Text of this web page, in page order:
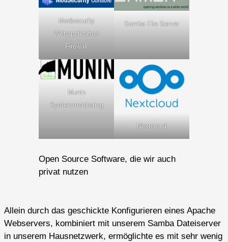
Modsecurity
Webapplication
Firewall
Samba File Server
Munin
Systemmonitoring
Nextcloud
Open Source Software, die wir auch
privat nutzen
Allein durch das geschickte Konfigurieren eines Apache
Webservers, kombiniert mit unserem Samba Dateiserver
in unserem Hausnetzwerk, ermöglichte es mit sehr wenig